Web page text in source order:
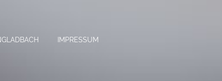
IMPRESSUM